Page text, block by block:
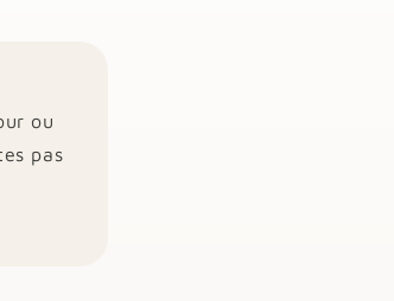
ou
pas